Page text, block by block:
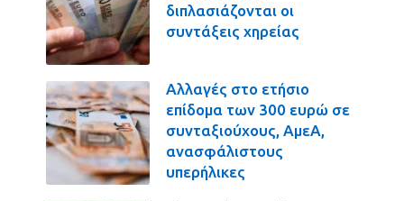
διπλασιάζονται οι
συντάξεις χηρείας
Αλλαγές στο ετήσιο
επίδομα των 300 ευρώ σε
συνταξιούχους, ΑμεΑ,
ανασφάλιστους
υπερήλικες